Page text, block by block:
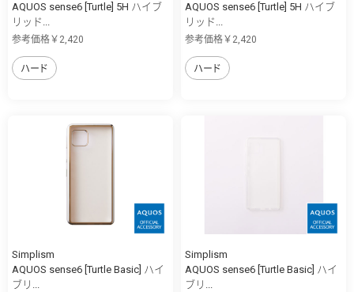
AQUOS sense6 [Turtle] 5H ハイブ
リッド...
参考価格￥2,420
ハード
AQUOS sense6 [Turtle] 5H ハイブ
リッド...
参考価格￥2,420
ハード
Simplism
AQUOS sense6 [Turtle Basic] ハイ
ブリ...
Simplism
AQUOS sense6 [Turtle Basic] ハイ
ブリ...